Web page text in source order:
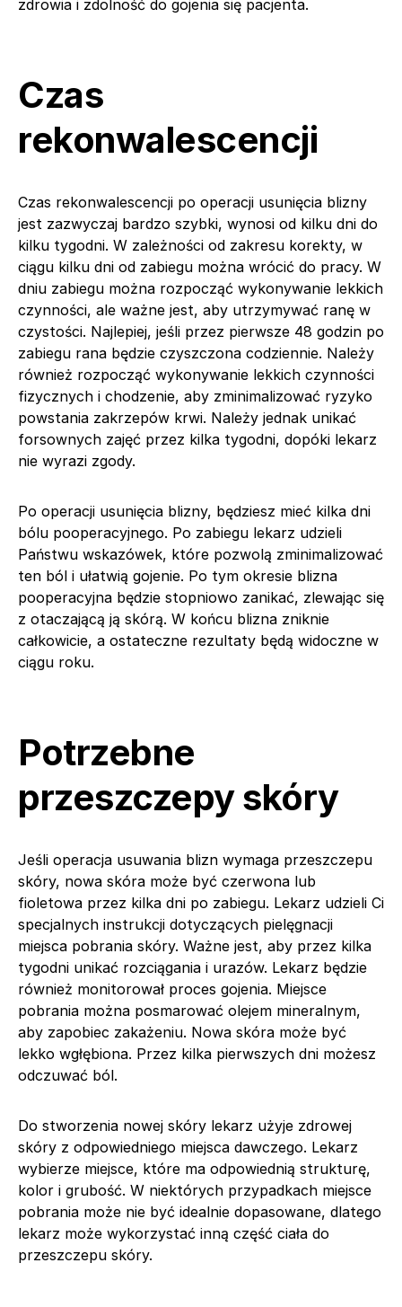
zdrowia i zdolność do gojenia się pacjenta.
Czas
rekonwalescencji
Czas rekonwalescencji po operacji usunięcia blizny
jest zazwyczaj bardzo szybki, wynosi od kilku dni do
kilku tygodni. W zależności od zakresu korekty, w
ciągu kilku dni od zabiegu można wrócić do pracy. W
dniu zabiegu można rozpocząć wykonywanie lekkich
czynności, ale ważne jest, aby utrzymywać ranę w
czystości. Najlepiej, jeśli przez pierwsze 48 godzin po
zabiegu rana będzie czyszczona codziennie. Należy
również rozpocząć wykonywanie lekkich czynności
fizycznych i chodzenie, aby zminimalizować ryzyko
powstania zakrzepów krwi. Należy jednak unikać
forsownych zajęć przez kilka tygodni, dopóki lekarz
nie wyrazi zgody.
Po operacji usunięcia blizny, będziesz mieć kilka dni
bólu pooperacyjnego. Po zabiegu lekarz udzieli
Państwu wskazówek, które pozwolą zminimalizować
ten ból i ułatwią gojenie. Po tym okresie blizna
pooperacyjna będzie stopniowo zanikać, zlewając się
z otaczającą ją skórą. W końcu blizna zniknie
całkowicie, a ostateczne rezultaty będą widoczne w
ciągu roku.
Potrzebne
przeszczepy skóry
Jeśli operacja usuwania blizn wymaga przeszczepu
skóry, nowa skóra może być czerwona lub
fioletowa przez kilka dni po zabiegu. Lekarz udzieli Ci
specjalnych instrukcji dotyczących pielęgnacji
miejsca pobrania skóry. Ważne jest, aby przez kilka
tygodni unikać rozciągania i urazów. Lekarz będzie
również monitorował proces gojenia. Miejsce
pobrania można posmarować olejem mineralnym,
aby zapobiec zakażeniu. Nowa skóra może być
lekko wgłębiona. Przez kilka pierwszych dni możesz
odczuwać ból.
Do stworzenia nowej skóry lekarz użyje zdrowej
skóry z odpowiedniego miejsca dawczego. Lekarz
wybierze miejsce, które ma odpowiednią strukturę,
kolor i grubość. W niektórych przypadkach miejsce
pobrania może nie być idealnie dopasowane, dlatego
lekarz może wykorzystać inną część ciała do
przeszczepu skóry.